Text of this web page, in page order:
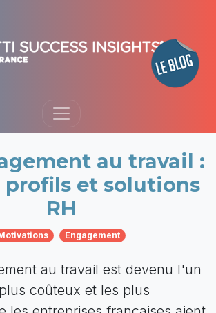
au travail :
profils et solutions
RH
Engagement
au travail est devenu l'un
coûteux et les plus